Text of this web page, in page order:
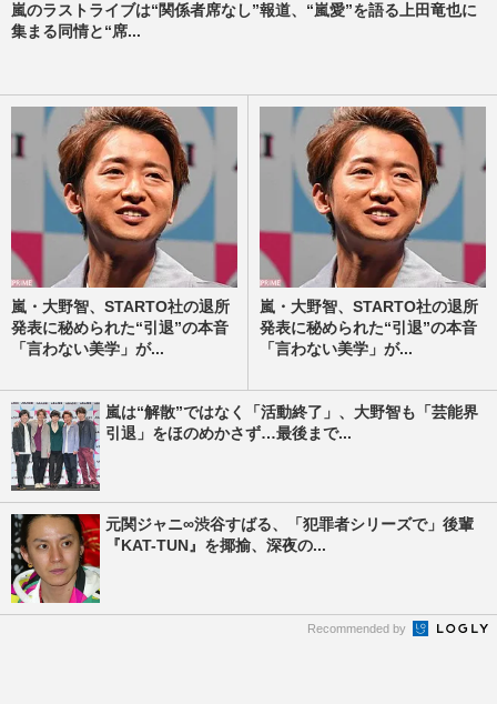
嵐のラストライブは“関係者席なし”報道、“嵐愛”を語る上田竜也に
集まる同情と“席...
嵐・大野智、STARTO社の退所
発表に秘められた“引退”の本音
「言わない美学」が...
嵐・大野智、STARTO社の退所
発表に秘められた“引退”の本音
「言わない美学」が...
嵐は“解散”ではなく「活動終了」、大野智も「芸能界
引退」をほのめかさず…最後まで...
元関ジャニ∞渋谷すばる、「犯罪者シリーズで」後輩
『KAT-TUN』を揶揄、深夜の...
Recommended by